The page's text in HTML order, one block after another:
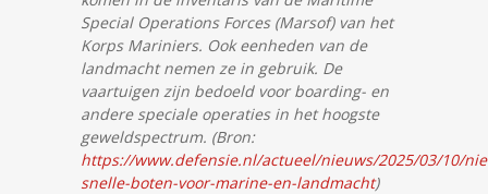
Special Operations Forces (Marsof) van het
Korps Mariniers. Ook eenheden van de
landmacht nemen ze in gebruik. De
vaartuigen zijn bedoeld voor boarding- en
andere speciale operaties in het hoogste
geweldspectrum. (Bron:
https://www.defensie.nl/actueel/nieuws/2025/03/10/
snelle-boten-voor-marine-en-landmacht)